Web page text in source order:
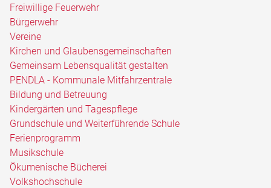
Freiwillige Feuerwehr
Bürgerwehr
Vereine
Kirchen und Glaubensgemeinschaften
Gemeinsam Lebensqualität gestalten
PENDLA - Kommunale Mitfahrzentrale
Bildung und Betreuung
Kindergärten und Tagespflege
Grundschule und Weiterführende Schule
Ferienprogramm
Musikschule
Ökumenische Bücherei
Volkshochschule